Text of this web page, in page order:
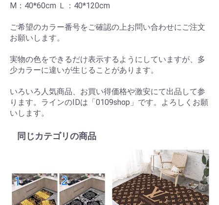
M：40*60cm Ｌ：40*120cm
ご希望のカラー番号をご確認の上お問い合わせにご注文
お願いします。
実物の色をできるだけ表示するようにしていますが、多
少カラーに違いが生じることがあります。
いろいろ人気商品、お買い得価格や激安にて出品して参
ります。ラインのIDは「0109shop」です。よろしくお願
いします。
同じカテゴリの商品